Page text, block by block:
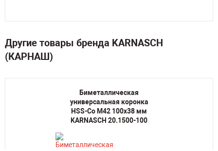
Другие товары бренда KARNASCH
(КАРНАШ)
Биметаллическая
универсальная коронка
HSS-Co M42 100х38 мм
KARNASCH 20.1500-100